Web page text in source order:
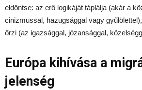
eldöntse: az erő logikáját táplálja (akár a
cinizmussal, hazugsággal vagy
őrzi (az igazsággal, józansággal,
Európa kihívása a
jelenség